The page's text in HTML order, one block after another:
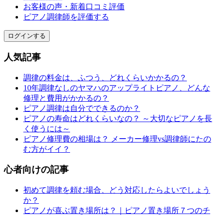
お客様の声・新着口コミ評価
ピアノ調律師を評価する
ログインする
人気記事
調律の料金は、ふつう、どれくらいかかるの？
10年調律なしのヤマハのアップライトピアノ、どんな
修理と費用がかかるの？
ピアノ調律は自分でできるのか？
ピアノの寿命はどれくらいなの？ ～大切なピアノを長
く使うには～
ピアノ修理費の相場は？ メーカー修理vs調律師にたの
む方がイイ？
心者向けの記事
初めて調律を頼む場合、どう対応したらよいでしょう
か？
ピアノが喜ぶ置き場所は？｜ピアノ置き場所７つのチ